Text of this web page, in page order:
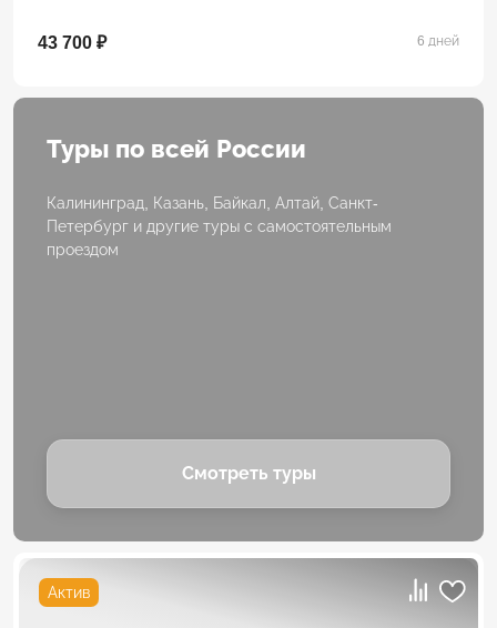
43 700 ₽ 6 дней
Туры по всей России
Калининград, Казань, Байкал, Алтай, Санкт-
Петербург и другие туры с самостоятельным
проездом
Смотреть туры
Актив